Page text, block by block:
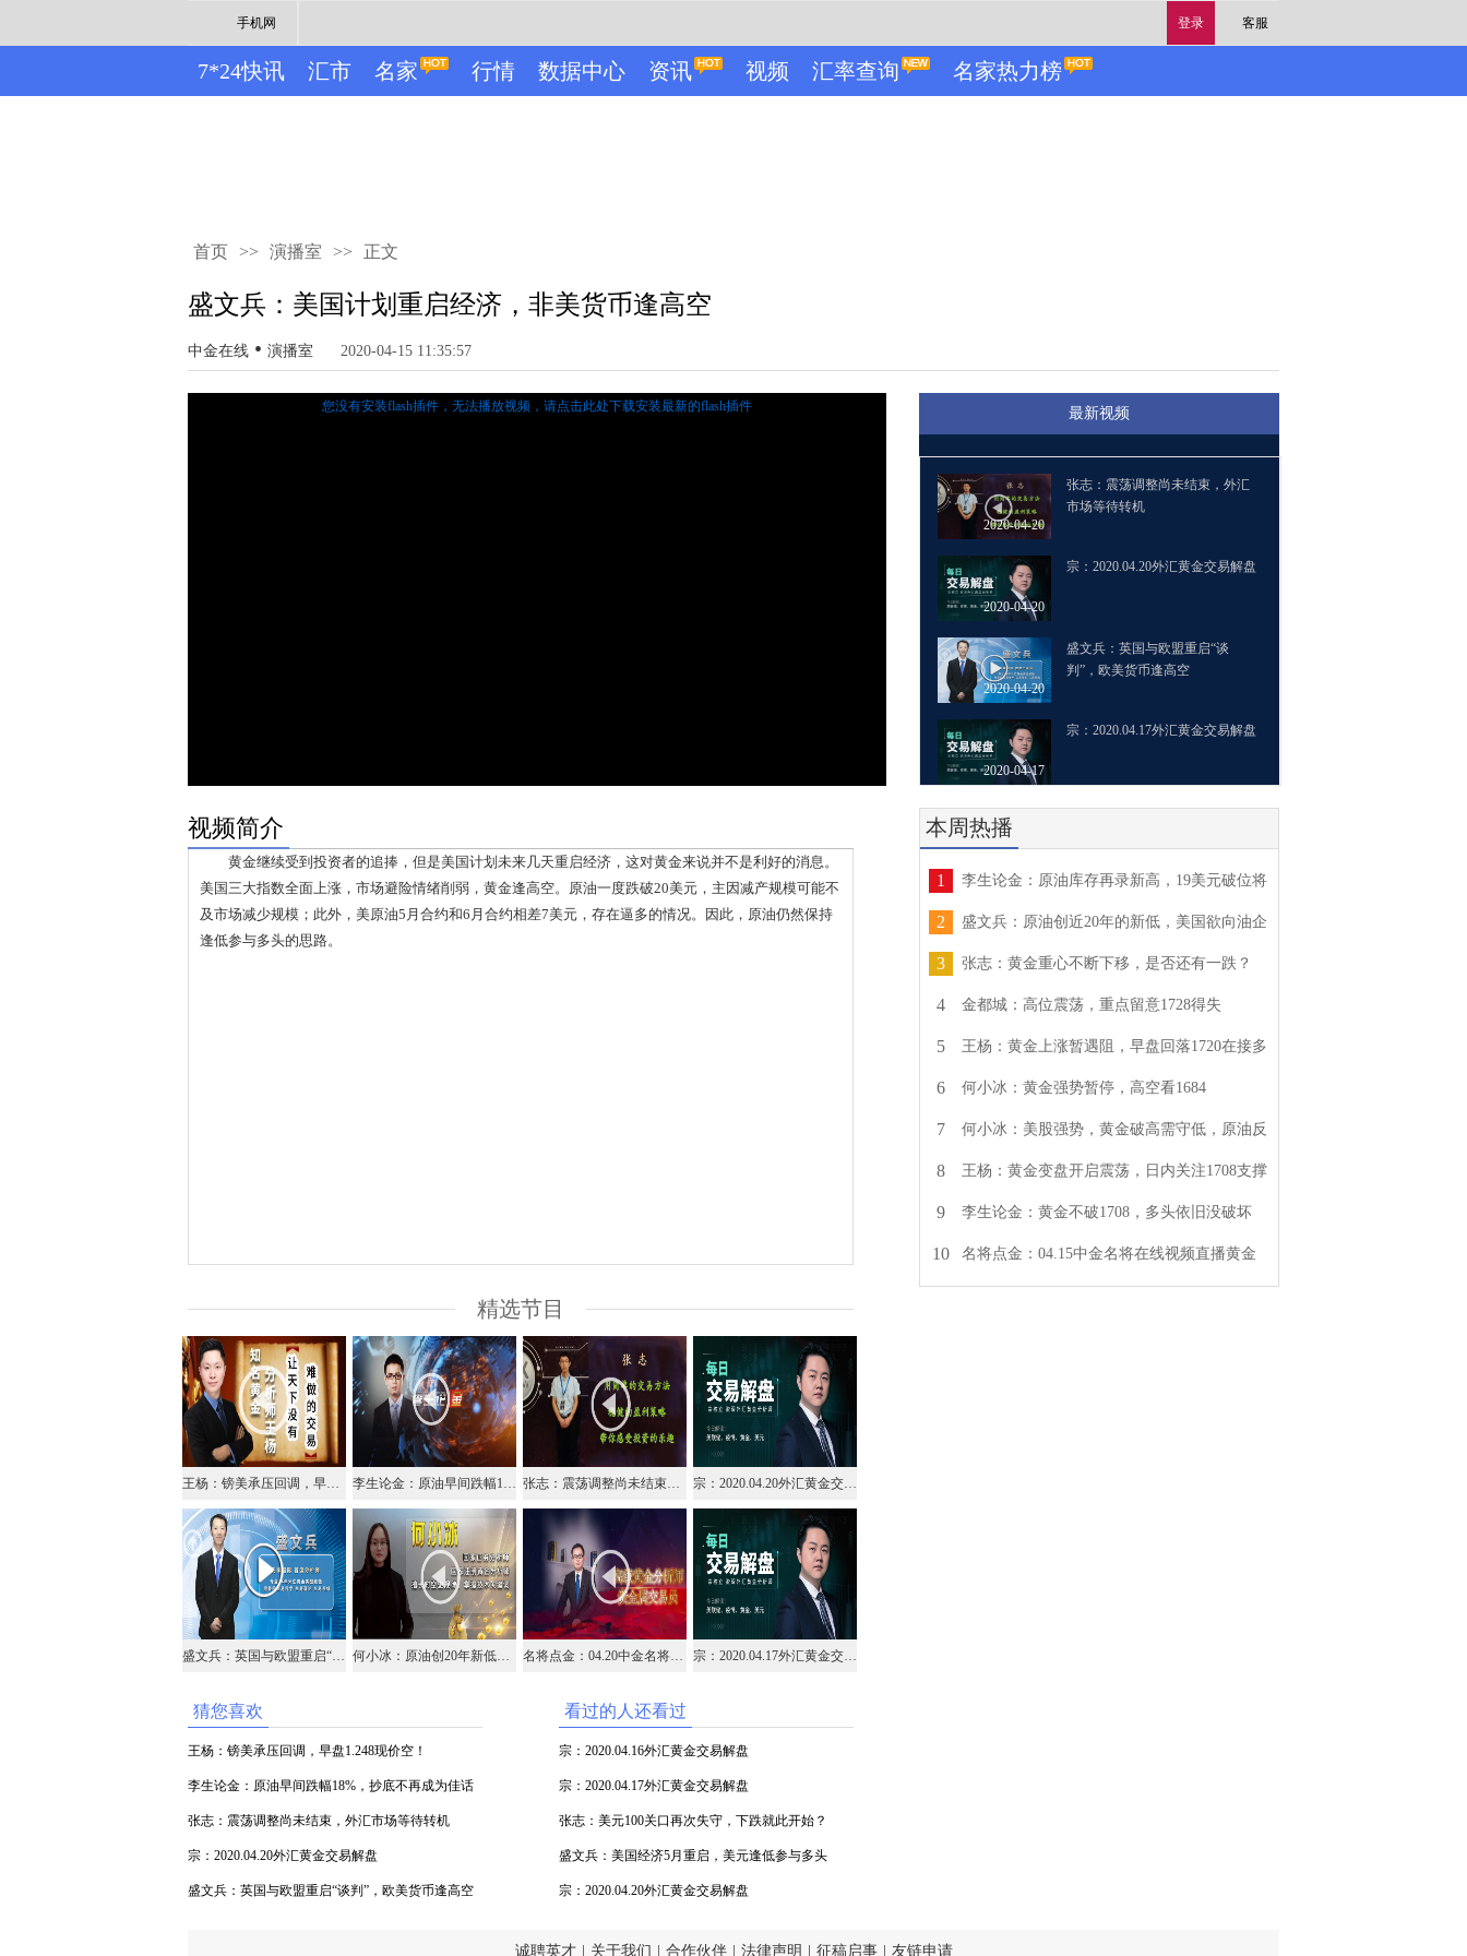
登录 客服
手机网
7*24快讯 汇市 名家 行情 数据中心 资讯 视频 汇率查询 名家热力榜
首页 >> 演播室 >> 正文
盛文兵：美国计划重启经济，非美货币逢高空
中金在线 • 演播室 2020-04-15 11:35:57
您没有安装flash插件，无法播放视频， 请点击此处下载安装最新的flash插件 最新视频
2020-04-20
张志：震荡调整尚未结束，外汇
市场等待转机
2020-04-20
宗：2020.04.20外汇黄金交易解盘
2020-04-20
盛文兵：英国与欧盟重启“谈
判”，欧美货币逢高空
2020-04-17
宗：2020.04.17外汇黄金交易解盘
视频简介
黄金继续受到投资者的追捧，但是美国计划未来几天重启经济，这对黄金来说并不是利好的消息。
美国三大指数全面上涨，市场避险情绪削弱，黄金逢高空。原油一度跌破20美元，主因减产规模可能不
及市场减少规模；此外，美原油5月合约和6月合约相差7美元，存在逼多的情况。因此，原油仍然保持
逢低参与多头的思路。
精选节目
王杨：镑美承压回调，早盘1.248现价空！ 李生论金：原油早间跌幅18%，抄底不再成为佳话 张志：震荡调整尚未结束，外汇市场等待转机 宗：2020.04.20外汇黄金交易解盘
盛文兵：英国与欧盟重启“谈判”，欧美货币逢高空 何小冰：原油创20年新低，黄金续跌可见1643 名将点金：04.20中金名将在线视频直播黄金外汇原油 宗：2020.04.17外汇黄金交易解盘
猜您喜欢
王杨：镑美承压回调，早盘1.248现价空！
李生论金：原油早间跌幅18%，抄底不再成为佳话
张志：震荡调整尚未结束，外汇市场等待转机
宗：2020.04.20外汇黄金交易解盘
盛文兵：英国与欧盟重启“谈判”，欧美货币逢高空
看过的人还看过
宗：2020.04.16外汇黄金交易解盘
宗：2020.04.17外汇黄金交易解盘
张志：美元100关口再次失守，下跌就此开始？
盛文兵：美国经济5月重启，美元逢低参与多头
宗：2020.04.20外汇黄金交易解盘
本周热播
1 李生论金：原油库存再录新高，19美元破位将
2 盛文兵：原油创近20年的新低，美国欲向油企
3 张志：黄金重心不断下移，是否还有一跌？
4 金都城：高位震荡，重点留意1728得失
5 王杨：黄金上涨暂遇阻，早盘回落1720在接多
6 何小冰：黄金强势暂停，高空看1684
7 何小冰：美股强势，黄金破高需守低，原油反
8 王杨：黄金变盘开启震荡，日内关注1708支撑
9 李生论金：黄金不破1708，多头依旧没破坏
10 名将点金：04.15中金名将在线视频直播黄金
诚聘英才 关于我们 合作伙伴 法律声明 征稿启事 友链申请